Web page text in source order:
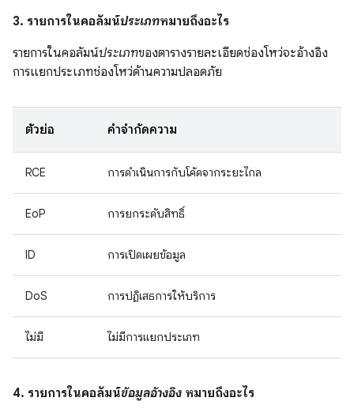
3. รายการในคอลัมน์ประเภทหมายถึงอะไร
รายการในคอลัมน์ประเภทของตารางรายละเอียดช่องโหว่จะอ้างอิง
การแยกประเภทช่องโหว่ด้านความปลอดภัย
ตัวย่อ คำจำกัดความ
RCE การดำเนินการกับโค้ดจากระยะไกล
EoP การยกระดับสิทธิ์
ID การเปิดเผยข้อมูล
DoS การปฏิเสธการให้บริการ
ไม่มี ไม่มีการแยกประเภท
4. รายการในคอลัมน์ข้อมูลอ้างอิง หมายถึงอะไร